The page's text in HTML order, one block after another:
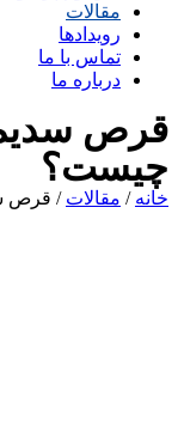
مقالات
رویدادها
تماس با ما
درباره ما
قرص سدیم
چیست؟
خانه / مقالات / قرص